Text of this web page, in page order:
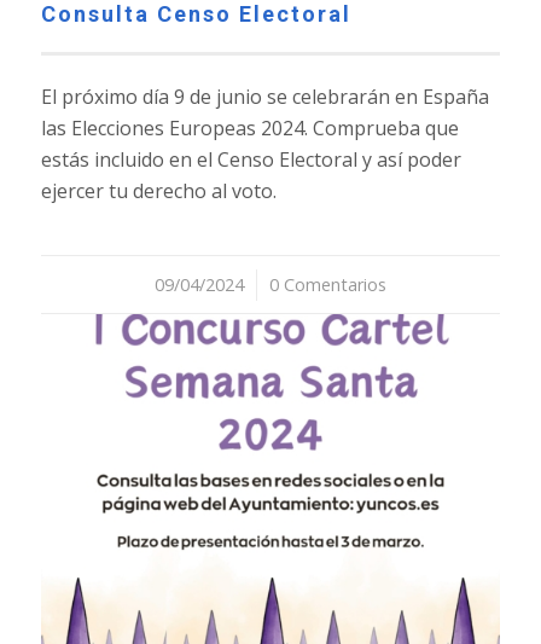
Consulta Censo Electoral
El próximo día 9 de junio se celebrarán en España
las Elecciones Europeas 2024. Comprueba que
estás incluido en el Censo Electoral y así poder
ejercer tu derecho al voto.
09/04/2024
/ 0 Comentarios